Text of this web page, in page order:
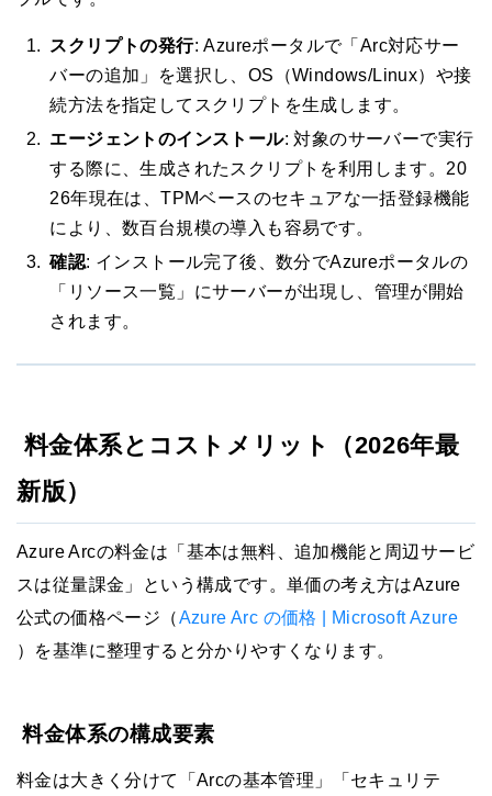
スクリプトの発行: Azureポータルで「Arc対応サー
バーの追加」を選択し、OS（Windows/Linux）や接
続方法を指定してスクリプトを生成します。
エージェントのインストール: 対象のサーバーで実行
する際に、生成されたスクリプトを利用します。20
26年現在は、TPMベースのセキュアな一括登録機能
により、数百台規模の導入も容易です。
確認: インストール完了後、数分でAzureポータルの
「リソース一覧」にサーバーが出現し、管理が開始
されます。
料金体系とコストメリット（2026年最
新版）
Azure Arcの料金は「基本は無料、追加機能と周辺サービ
スは従量課金」という構成です。単価の考え方はAzure
公式の価格ページ（Azure Arc の価格 | Microsoft Azure
）を基準に整理すると分かりやすくなります。
料金体系の構成要素
料金は大きく分けて「Arcの基本管理」「セキュリテ